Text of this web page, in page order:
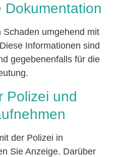
Dokumentation
umgehend mit
Informationen sind
gegebenenfalls für die
Polizei und
der Polizei in
Sie Anzeige. Darüber